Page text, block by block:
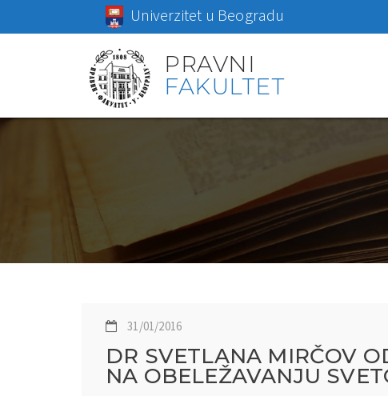
Univerzitet u Beogradu
PRAVNI
FAKULTET
31/01/2016
DR SVETLANA MIRČOV
NA OBELEŽAVANJU